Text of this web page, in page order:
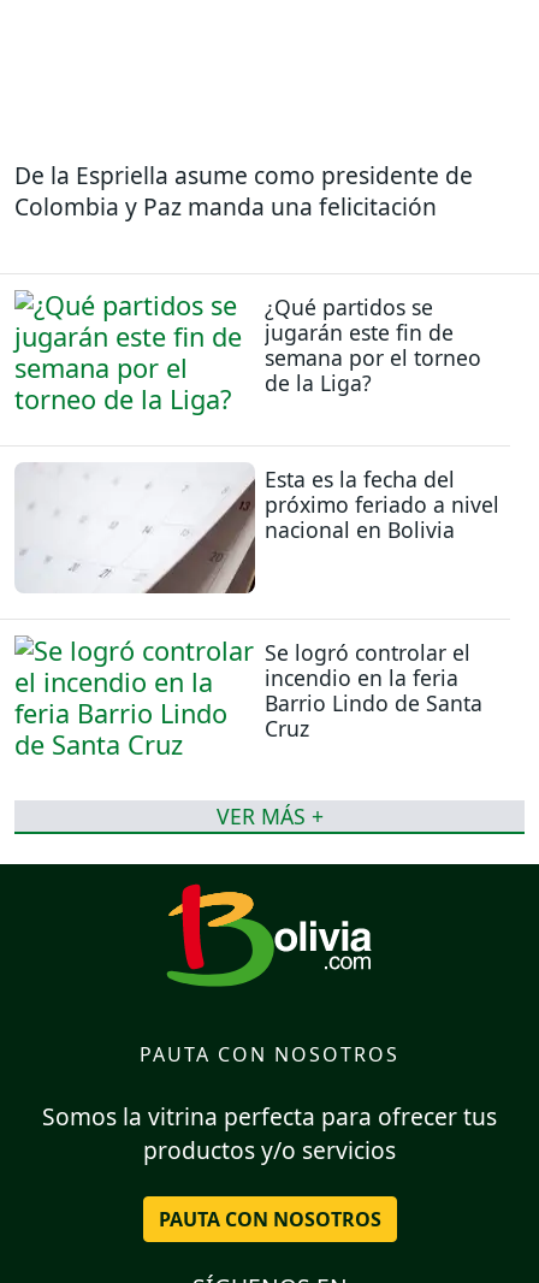
De la Espriella asume como presidente de
Colombia y Paz manda una felicitación
¿Qué partidos se
jugarán este fin de
semana por el torneo
de la Liga?
Esta es la fecha del
próximo feriado a nivel
nacional en Bolivia
Se logró controlar el
incendio en la feria
Barrio Lindo de Santa
Cruz
VER MÁS +
PAUTA CON NOSOTROS
Somos la vitrina perfecta para ofrecer tus
productos y/o servicios
PAUTA CON NOSOTROS